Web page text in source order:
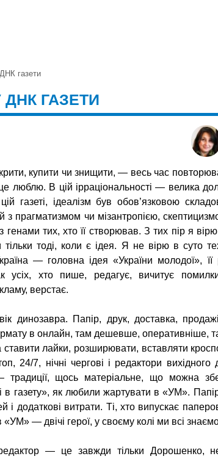
газети
ДНК ГАЗЕТИ
купити чи знищити, — весь час
люблю. В цій ірраціональності — велика
газеті, ідеалізм був обов’язковою
з прагматизмом чи мізантропією,
генами тих, хто її створював. З тих пір я
тоді, коли є ідея. Я не вірю в суто
— головна ідея «України молодої», її
усіх, хто пише, редагує, вичитує
верстає.
динозавра. Папір, друк, доставка,
в онлайн, там дешевше, оперативніше,
лайки, розширювати, вставляти
24/7, нічні чергові і редактори
традиції, щось матеріальне, що можна
в газету», як любили жартувати в «УМ».
і додаткові витрати. Ті, хто випускає
«УМ» — двічі герої, у своєму колі ми всі
— це завжди тільки Дорошенко,